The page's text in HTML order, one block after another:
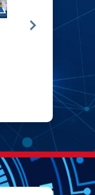
✨🎓Toma de